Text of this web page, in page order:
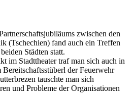
zwischen den
(Tschechien) fand auch ein Treffen
Städten statt.
im Stadttheater traf man sich auch in
der Feuerwehr
tauschte man sich
und Probleme der Organisationen